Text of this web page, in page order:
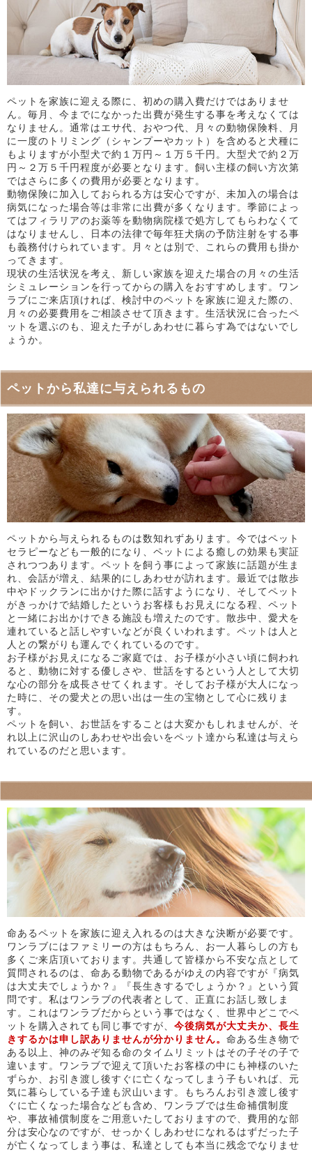
ペットを家族に迎える際に、初めの購入費だけではありませ
ん。毎月、今までになかった出費が発生する事を考えなくては
なりません。通常はエサ代、おやつ代、月々の動物保険料、月
に一度のトリミング（シャンプーやカット）を含めると犬種に
もよりますが小型犬で約１万円～１万５千円。大型犬で約２万
円～２万５千円程度が必要となります。飼い主様の飼い方次第
ではさらに多くの費用が必要となります。
動物保険に加入しておられる方は安心ですが、未加入の場合は
病気になった場合等は非常に出費が多くなります。季節によっ
てはフィラリアのお薬等を動物病院様で処方してもらわなくて
はなりませんし、日本の法律で毎年狂犬病の予防注射をする事
も義務付けられています。月々とは別で、これらの費用も掛か
ってきます。
現状の生活状況を考え、新しい家族を迎えた場合の月々の生活
シミュレーションを行ってからの購入をおすすめします。ワン
ラブにご来店頂ければ、検討中のペットを家族に迎えた際の、
月々の必要費用をご相談させて頂きます。生活状況に合ったペ
ットを選ぶのも、迎えた子がしあわせに暮らす為ではないでし
ょうか。
ペットから私達に与えられるもの
ペットから与えられるものは数知れずあります。今ではペット
セラピーなども一般的になり、ペットによる癒しの効果も実証
されつつあります。ペットを飼う事によって家族に話題が生ま
れ、会話が増え、結果的にしあわせが訪れます。最近では散歩
中やドックランに出かけた際に話すようになり、そしてペット
がきっかけで結婚したというお客様もお見えになる程、ペット
と一緒にお出かけできる施設も増えたのです。散歩中、愛犬を
連れていると話しやすいなどが良くいわれます。ペットは人と
人との繋がりも運んでくれているのです。
お子様がお見えになるご家庭では、お子様が小さい頃に飼われ
ると、動物に対する優しさや、世話をするという人として大切
な心の部分を成長させてくれます。そしてお子様が大人になっ
た時に、その愛犬との思い出は一生の宝物として心に残りま
す。
ペットを飼い、お世話をすることは大変かもしれませんが、そ
れ以上に沢山のしあわせや出会いをペット達から私達は与えら
れているのだと思います。
命あるペットを家族に迎え入れるのは大きな決断が必要です。
ワンラブにはファミリーの方はもちろん、お一人暮らしの方も
多くご来店頂いております。共通して皆様から不安な点として
質問されるのは、命ある動物であるがゆえの内容ですが『病気
は大丈夫でしょうか？』『長生きするでしょうか？』という質
問です。私はワンラブの代表者として、正直にお話し致しま
す。これはワンラブだからという事ではなく、世界中どこでペ
ットを購入されても同じ事ですが、 今後病気が大丈夫か、長生
きするかは申し訳ありませんが分かりません。 命ある生き物で
ある以上、神のみぞ知る命のタイムリミットはその子その子で
違います。ワンラブで迎えて頂いたお客様の中にも神様のいた
ずらか、お引き渡し後すぐに亡くなってしまう子もいれば、元
気に暮らしている子達も沢山います。もちろんお引き渡し後す
ぐに亡くなった場合なども含め、ワンラブでは生命補償制度
や、事故補償制度をご用意いたしておりますので、費用的な部
分は安心なのですが、せっかくしあわせになれるはずだった子
が亡くなってしまう事は、私達としても本当に残念でなりませ